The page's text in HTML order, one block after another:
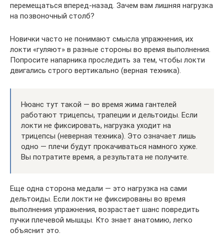
перемещаться вперед-назад. Зачем вам лишняя нагрузка
на позвоночный столб?
Новички часто не понимают смысла упражнения, их
локти «гуляют» в разные стороны во время выполнения.
Попросите напарника проследить за тем, чтобы локти
двигались строго вертикально (верная техника).
Нюанс тут такой — во время жима гантелей
работают трицепсы, трапеции и дельтоиды. Если
локти не фиксировать, нагрузка уходит на
трицепсы (неверная техника). Это означает лишь
одно — плечи будут прокачиваться намного хуже.
Вы потратите время, а результата не получите.
Еще одна сторона медали — это нагрузка на сами
дельтоиды. Если локти не фиксированы во время
выполнения упражнения, возрастает шанс повредить
пучки плечевой мышцы. Кто знает анатомию, легко
объяснит это.